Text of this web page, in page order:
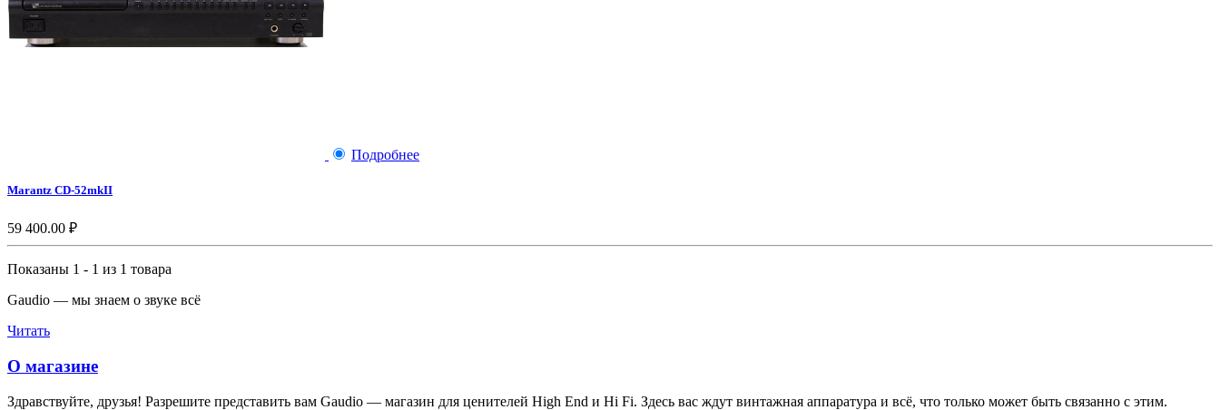
Подробнее
Marantz CD-52mkII
59 400.00 ₽
Показаны 1 - 1 из 1 товара
Gaudio — мы знаем о звуке всё
Читать
О магазине
Здравствуйте, друзья! Разрешите представить вам Gaudio — магазин для ценителей High End и Hi Fi. Здесь вас ждут винтажная аппаратура и всё, что только может быть связанно с этим.